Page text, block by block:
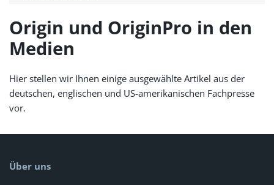
Origin und OriginPro in den
Medien
Hier stellen wir Ihnen einige ausgewählte Artikel aus der
deutschen, englischen und US-amerikanischen Fachpresse
vor.
Über uns